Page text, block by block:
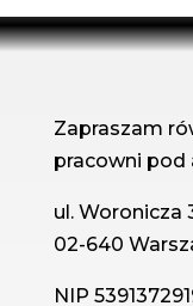
Zapraszam
pracowni pod
ul. Woronicza
02-640
NIP